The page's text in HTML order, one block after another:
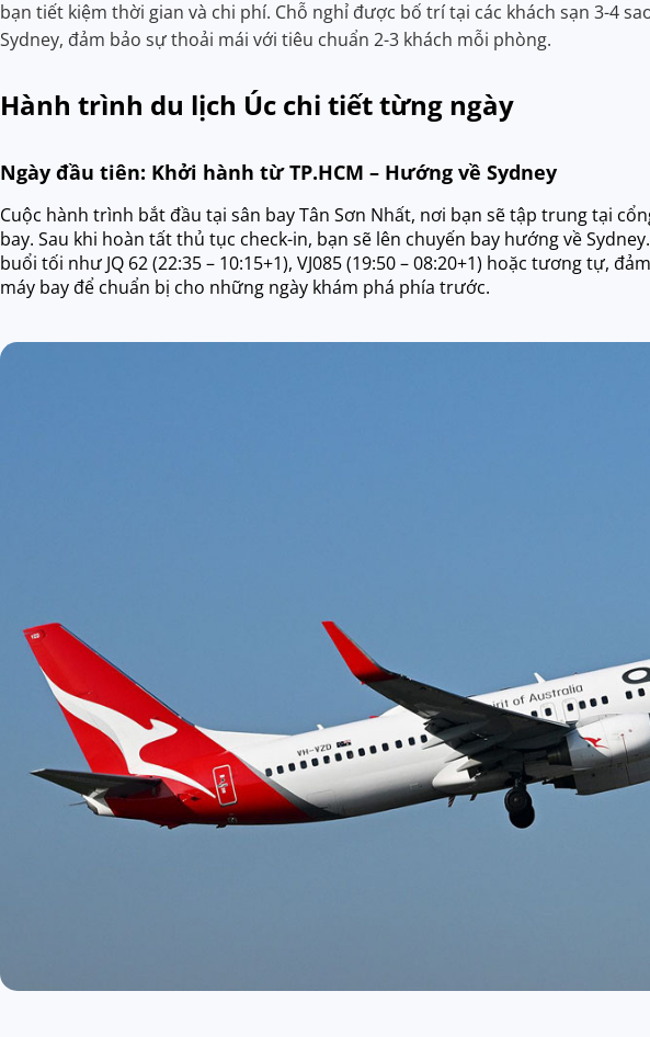
bạn tiết kiệm thời gian và chi phí. Chỗ nghỉ được bố trí tại các khách sạn 3-4
Sydney, đảm bảo sự thoải mái với tiêu chuẩn 2-3 khách mỗi phòng.
Hành trình du lịch Úc chi tiết từng ngày
Ngày đầu tiên: Khởi hành từ TP.HCM – Hướng về Sydney
Cuộc hành trình bắt đầu tại sân bay Tân Sơn Nhất, nơi bạn sẽ tập trung tại
bay. Sau khi hoàn tất thủ tục check-in, bạn sẽ lên chuyến bay hướng về
buổi tối như JQ 62 (22:35 – 10:15+1), VJ085 (19:50 – 08:20+1) hoặc tương tự,
máy bay để chuẩn bị cho những ngày khám phá phía trước.